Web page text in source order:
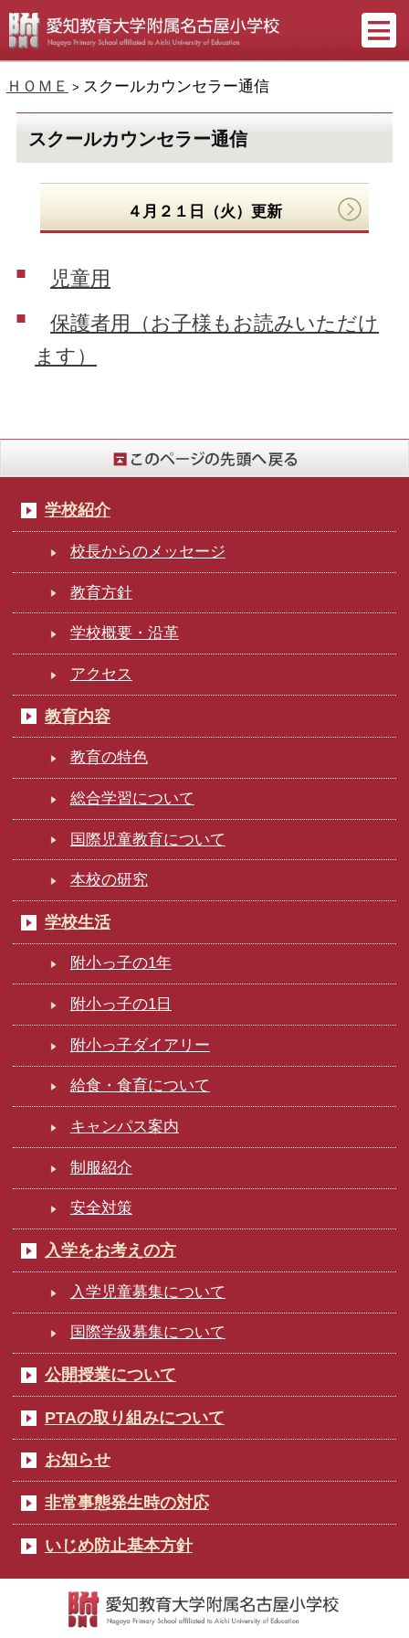
ＨＯＭＥ > スクールカウンセラー通信
スクールカウンセラー通信
４月２１日（火）更新
児童用
保護者用（お子様もお読みいただけ
ます）
学校紹介
校長からのメッセージ
教育方針
学校概要・沿革
アクセス
教育内容
教育の特色
総合学習について
国際児童教育について
本校の研究
学校生活
附小っ子の1年
附小っ子の1日
附小っ子ダイアリー
給食・食育について
キャンパス案内
制服紹介
安全対策
入学をお考えの方
入学児童募集について
国際学級募集について
公開授業について
PTAの取り組みについて
お知らせ
非常事態発生時の対応
いじめ防止基本方針